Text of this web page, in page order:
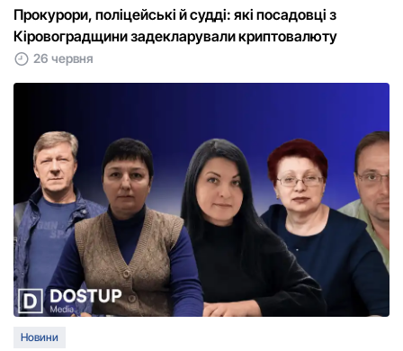
Прокурори, поліцейські й судді: які посадовці з
Кіровоградщини задекларували криптовалюту
26 червня
Новини